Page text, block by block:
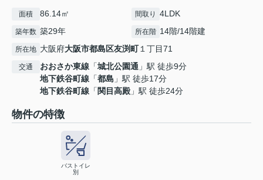
面積 86.14㎡ 間取り 4LDK
築年数 築29年 所在階 14階/14階建
所在地 大阪府大阪市都島区友渕町１丁目71
交通 おおさか東線 「城北公園通 」駅 徒歩9分
地下鉄谷町線 「都島 」駅 徒歩17分
地下鉄谷町線 「 関目高殿 」駅 徒歩24分
物件の特徴
バストイレ
別